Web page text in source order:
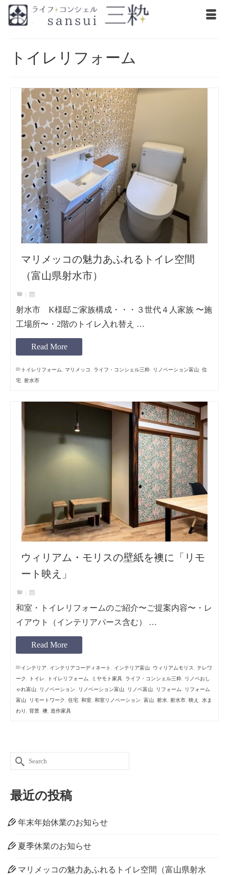
トイレリフォーム
マリメッコの魅力あふれるトイレ空間
（富山県射水市）
射水市 K様邸ご家族構成・・・３世代４人家族 〜施
工場所〜・2階のトイレ入れ替え …
Read More
トイレリフォーム マリメッコ ライフ・コンシェル三粋 リノベーション富山
住
宅 射水市
ウィリアム・モリスの壁紙を襖に「リモ
ート映え」
和室・トイレリフォームのご紹介〜ご提案内容〜・レ
イアウト（インテリアパース含む） …
Read More
インテリア, インテリアコーディネート , インテリア富山, ウィリアムモリス, テレワ
ーク , トイレ, トイレリフォーム, ミヤモト家具, ライフ・コンシェル三粋, リノベおし
ゃれ富山, リノベーション, リノベーション富山, リノベ富山, リフォーム, リフォーム
富山, リモートワーク , 住宅, 和室, 和室リノベーション, 富山, 射水, 射水市, 映え , 水ま
わり , 背景, 襖, 造作家具
Search
最近の投稿
年末年始休業のお知らせ
夏季休業のお知らせ
マリメッコの魅力あふれるトイレ空間（富山県射水